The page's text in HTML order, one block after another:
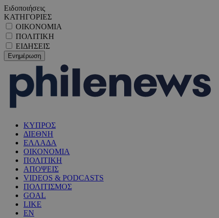
Ειδοποιήσεις
ΚΑΤΗΓΟΡΙΕΣ
ΟΙΚΟΝΟΜΙΑ
ΠΟΛΙΤΙΚΗ
ΕΙΔΗΣΕΙΣ
ΚΥΠΡΟΣ
ΔΙΕΘΝΗ
ΕΛΛΑΔΑ
ΟΙΚΟΝΟΜΙΑ
ΠΟΛΙΤΙΚΗ
ΑΠΟΨΕΙΣ
VIDEOS & PODCASTS
ΠΟΛΙΤΙΣΜΟΣ
GOAL
LIKE
EN